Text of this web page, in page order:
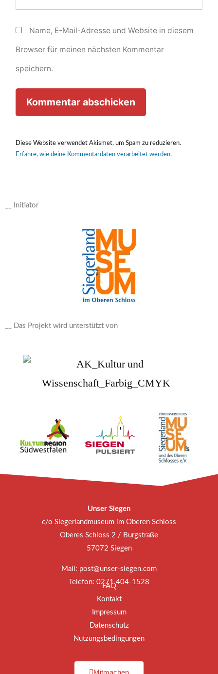
Name, E-Mail-Adresse und Website in diesem
Browser für meinen nächsten Kommentar
speichern.
Diese Website verwendet Akismet, um Spam zu reduzieren.
Erfahre, wie deine Kommentardaten verarbeitet werden.
__ Initiator
__ Das Projekt wird unterstützt von
Unser Siegen
c/o Siegerlandmuseum im Oberen Schloss
Oberes Schloss 2 / Burgstraße
57072 Siegen
Mail: post@unser-siegen.com
Telefon: 0271 404-1528
FAQ
Kontakt
Impressum
Datenschutz
Nutzungsbedingungen